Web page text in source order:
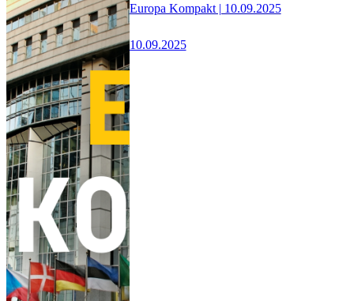
Europa Kompakt | 10.09.2025
10.09.2025